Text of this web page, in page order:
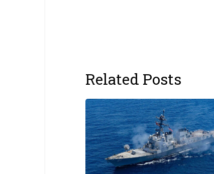
Related Posts